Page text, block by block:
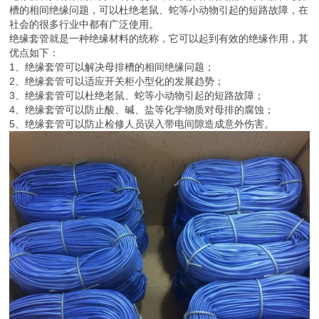
槽的相间绝缘问题，可以杜绝老鼠、蛇等小动物引起的短路故障，在
社会的很多行业中都有广泛使用。
绝缘套管就是一种绝缘材料的统称，它可以起到有效的绝缘作用，其
优点如下：
1、绝缘套管可以解决母排槽的相间绝缘问题；
2、绝缘套管可以适应开关柜小型化的发展趋势；
3、绝缘套管可以杜绝老鼠、蛇等小动物引起的短路故障；
4、绝缘套管可以防止酸、碱、盐等化学物质对母排的腐蚀；
5、绝缘套管可以防止检修人员误入带电间隙造成意外伤害。